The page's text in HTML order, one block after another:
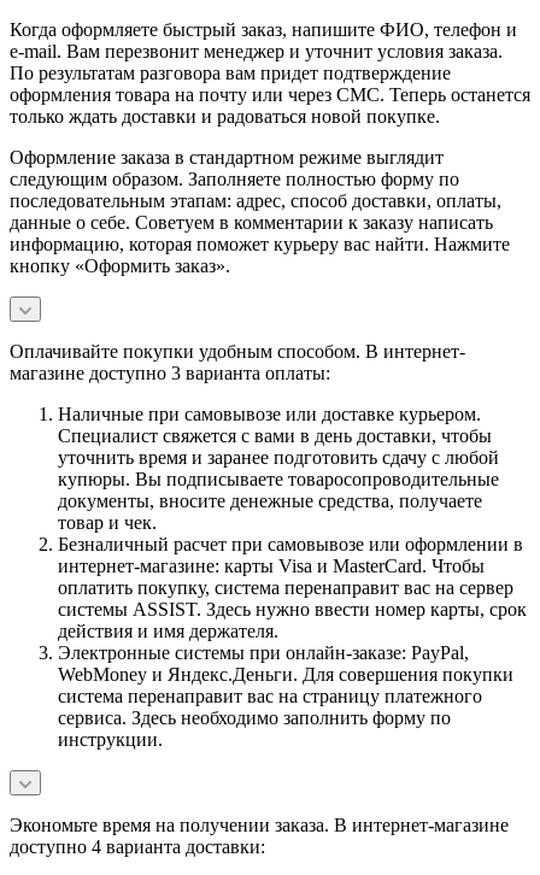
Когда оформляете быстрый заказ, напишите ФИО, телефон и
e-mail. Вам перезвонит менеджер и уточнит условия заказа.
По результатам разговора вам придет подтверждение
оформления товара на почту или через СМС. Теперь останется
только ждать доставки и радоваться новой покупке.
Оформление заказа в стандартном режиме выглядит
следующим образом. Заполняете полностью форму по
последовательным этапам: адрес, способ доставки, оплаты,
данные о себе. Советуем в комментарии к заказу написать
информацию, которая поможет курьеру вас найти. Нажмите
кнопку «Оформить заказ».
Оплачивайте покупки удобным способом. В интернет-
магазине доступно 3 варианта оплаты:
Наличные при самовывозе или доставке курьером.
Специалист свяжется с вами в день доставки, чтобы
уточнить время и заранее подготовить сдачу с любой
купюры. Вы подписываете товаросопроводительные
документы, вносите денежные средства, получаете
товар и чек.
Безналичный расчет при самовывозе или оформлении в
интернет-магазине: карты Visa и MasterCard. Чтобы
оплатить покупку, система перенаправит вас на сервер
системы ASSIST. Здесь нужно ввести номер карты, срок
действия и имя держателя.
Электронные системы при онлайн-заказе: PayPal,
WebMoney и Яндекс.Деньги. Для совершения покупки
система перенаправит вас на страницу платежного
сервиса. Здесь необходимо заполнить форму по
инструкции.
Экономьте время на получении заказа. В интернет-магазине
доступно 4 варианта доставки: